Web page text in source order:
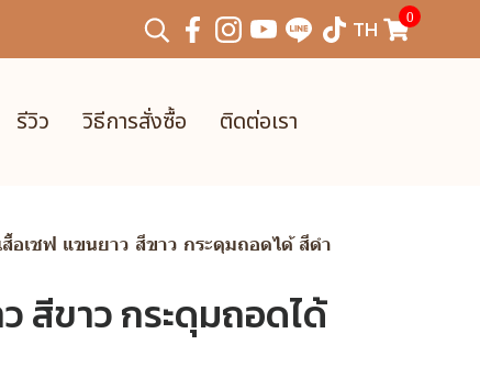
TH 0
รีวิว วิธีการสั่งซื้อ ติดต่อเรา
สื้อเชฟ แขนยาว สีขาว กระดุมถอดได้ สีดำ
สีขาว กระดุมถอดได้